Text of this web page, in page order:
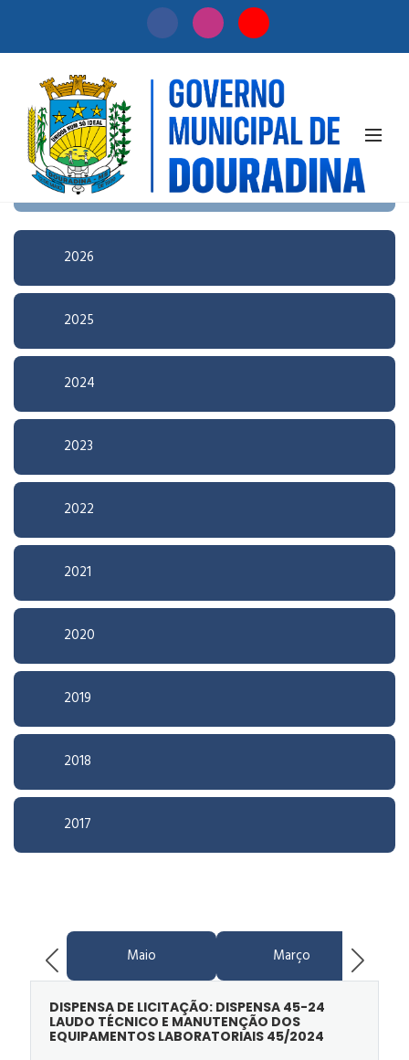
Início / Licitação
Pesquisa Avançada
2026
2025
2024
2023
2022
2021
2020
2019
2018
2017
Maio Março
DISPENSA DE LICITAÇÃO: DISPENSA 45-24
LAUDO TÉCNICO E MANUTENÇÃO DOS
EQUIPAMENTOS LABORATORIAIS 45/2024